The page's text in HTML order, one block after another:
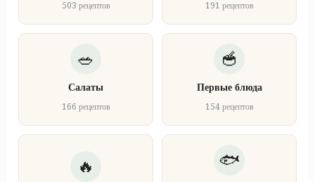
503 рецептов 191 рецептов
Салаты
166 рецептов
Первые блюда
154 рецептов